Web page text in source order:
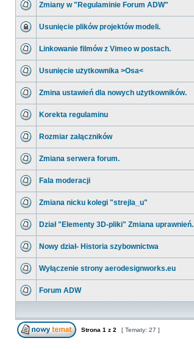
Zmiany w "Regulaminie Forum ADW"
Usunięcie plików projektów modeli.
Linkowanie filmów z Vimeo w postach.
Usunięcie użytkownika >Osa<
Zmina ustawień dla nowych użytkowników.
Korekta regulaminu
Rozmiar załączników
Zmiana serwera forum.
Fala moderacji
Zmiana nicku kolegi "strejla_u"
Dział "Elementy 3D-pliki" Zmiana uprawnień.
Nowy dział- Historia szybownictwa
Wyłączenie strony aerodesignworks.eu
Forum ADW
Strona 1 z 2 [ Tematy: 27 ]